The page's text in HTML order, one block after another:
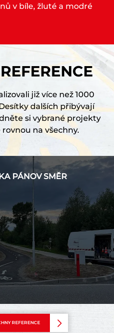
v bíle, žluté a modré
již více než 1000
dalších přibývají
si vybrané projekty
na všechny.
PÁNOV SMĚR
REFERENCE